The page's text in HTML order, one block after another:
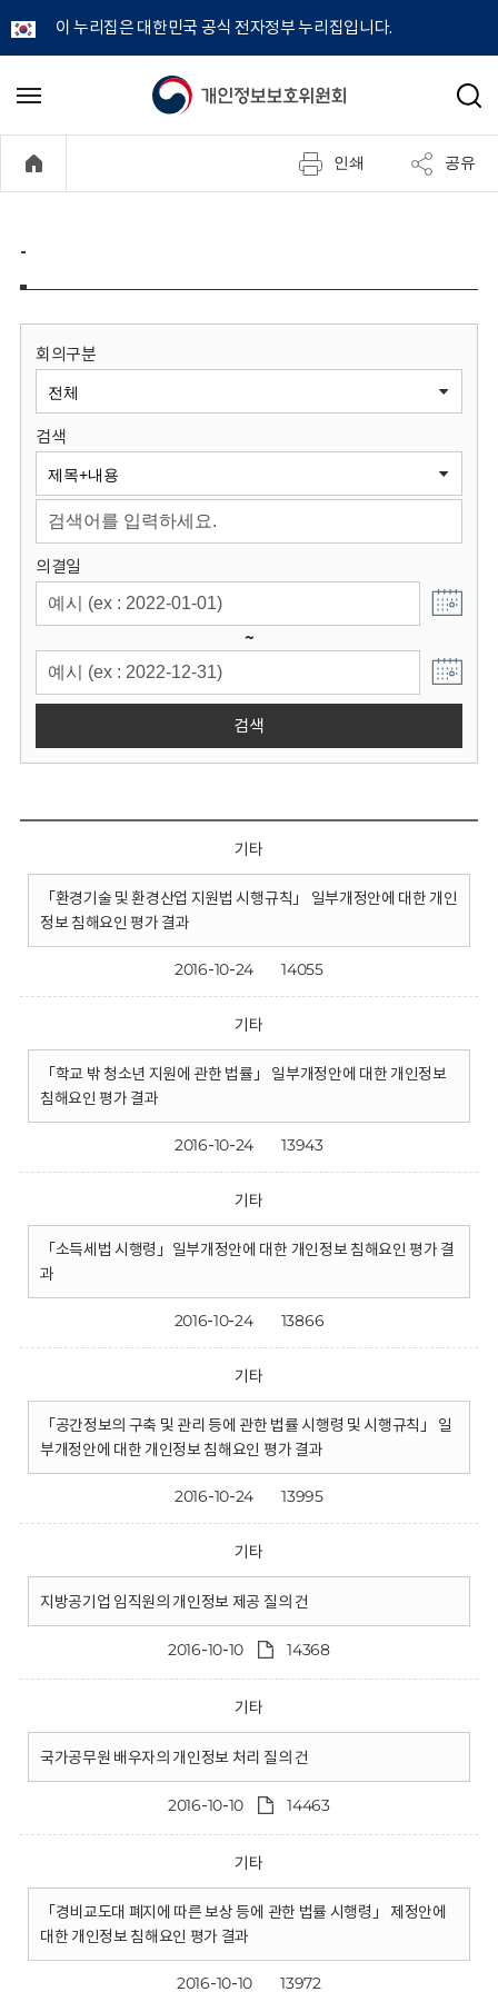
이 누리집은 대한민국 공식 전자정부 누리집입니다.
개
정
보
원
회
메
기
검
인쇄 공유
-
회의구분
검색
의결일
~
검색
기타
「환경기술 및 환경산업 지원법 시행규칙」 일부개정안에 대한 개인
정보 침해요인 평가 결과
2016-10-24 14055
기타
「학교 밖 청소년 지원에 관한 법률」 일부개정안에 대한 개인정보
침해요인 평가 결과
2016-10-24 13943
기타
「소득세법 시행령」일부개정안에 대한 개인정보 침해요인 평가 결
과
2016-10-24 13866
기타
「공간정보의 구축 및 관리 등에 관한 법률 시행령 및 시행규칙」 일
부개정안에 대한 개인정보 침해요인 평가 결과
2016-10-24 13995
기타
지방공기업 임직원의 개인정보 제공 질의 건
2016-10-10 14368
기타
국가공무원 배우자의 개인정보 처리 질의 건
2016-10-10 14463
기타
「경비교도대 폐지에 따른 보상 등에 관한 법률 시행령」 제정안에
대한 개인정보 침해요인 평가 결과
2016-10-10 13972